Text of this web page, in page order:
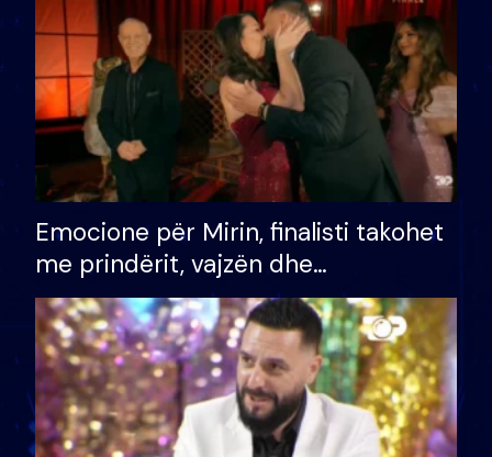
Emocione për Mirin, finalisti takohet
me prindërit, vajzën dhe
bashkëshorten: S’kemi ndonjë letër
divorci apo jo?